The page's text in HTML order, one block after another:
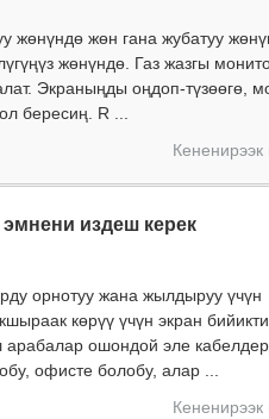
жөнүндө жөн гана жубатуу
жөнүндө. Газ жазгы
Экраныңды оңдоп-түзөөгө,
бересиң. R ...
издеш керек
орнотуу жана жылдыруу үчүн
көрүү үчүн экран
арабалар ошондой эле
офисте болобу, алар ...